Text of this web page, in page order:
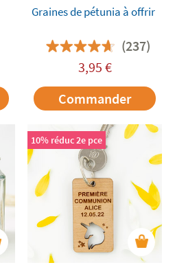
Graines de pétunia à offrir
(237)
3,95 €
Commander
10% réduc 2e pce